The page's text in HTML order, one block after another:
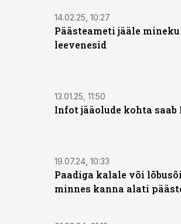
14.02.25, 10:27
Päästeameti jääle
leevenesid
13.01.25, 11:50
Infot jääolude kohta
19.07.24, 10:33
Paadiga kalale või
minnes kanna alati